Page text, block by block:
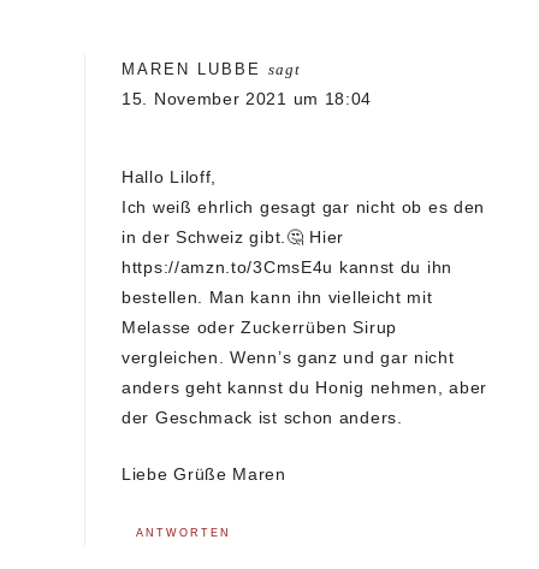
MAREN LUBBE sagt
15. November 2021 um 18:04
Hallo Liloff,
Ich weiß ehrlich gesagt gar nicht ob es den
in der Schweiz gibt.🤔 Hier
https://amzn.to/3CmsE4u kannst du ihn
bestellen. Man kann ihn vielleicht mit
Melasse oder Zuckerrüben Sirup
vergleichen. Wenn’s ganz und gar nicht
anders geht kannst du Honig nehmen, aber
der Geschmack ist schon anders.
Liebe Grüße Maren
ANTWORTEN